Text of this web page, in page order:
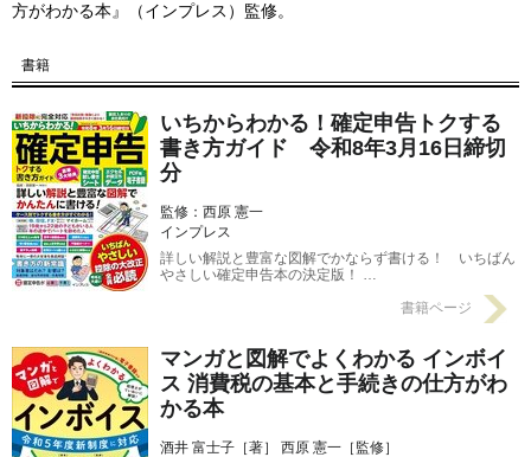
方がわかる本』（インプレス）監修。
書籍
いちからわかる！確定申告トクする
書き方ガイド 令和8年3月16日締切
分
監修：西原 憲一
インプレス
詳しい解説と豊富な図解でかならず書ける！ いちばん
やさしい確定申告本の決定版！ …
書籍ページ
マンガと図解でよくわかる インボイ
ス 消費税の基本と手続きの仕方がわ
かる本
酒井 富士子［著］ 西原 憲一［監修］